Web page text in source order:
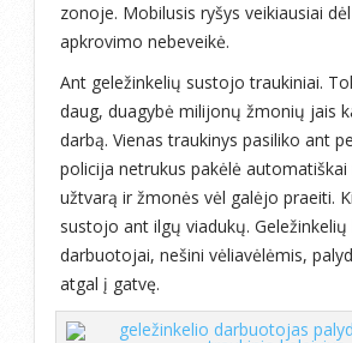
zonoje. Mobilusis ryšys veikiausiai
apkrovimo nebeveikė.
Ant geležinkelių sustojo traukiniai.
daug, duagybė milijonų žmonių jais
darbą. Vienas traukinys pasiliko ant
policija netrukus pakėlė automatiškai
užtvarą ir žmonės vėl galėjo praeiti.
sustojo ant ilgų viadukų.
darbuotojai, nešini vėliavėlėmis,
atgal į gatvę.